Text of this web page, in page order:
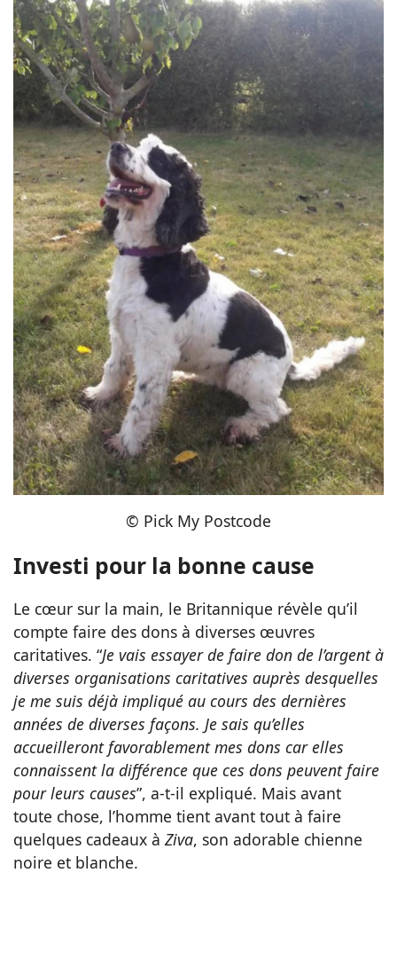
© Pick My Postcode
Investi pour la bonne cause
Le cœur sur la main, le Britannique révèle qu’il
compte faire des dons à diverses œuvres
caritatives. “Je vais essayer de faire don de l’argent à
diverses organisations caritatives auprès desquelles
je me suis déjà impliqué au cours des dernières
années de diverses façons. Je sais qu’elles
accueilleront favorablement mes dons car elles
connaissent la différence que ces dons peuvent faire
pour leurs causes”, a-t-il expliqué. Mais avant
toute chose, l’homme tient avant tout à faire
quelques cadeaux à Ziva, son adorable chienne
noire et blanche.